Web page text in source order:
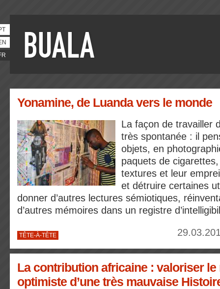
Yonamine, de Luanda vers le monde
La façon de travailler
très spontanée : il
objets, en
paquets de
textures et leur
et détruire certaines
donner d’autres lectures sémiotiques,
d’autres mémoires dans un registre
TÊTE-À-TÊTE
La contribution africaine : valoriser le
optimiste d’une très mauvaise